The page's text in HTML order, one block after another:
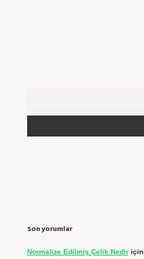
Son yorumlar
Normalize Edilmiş Çelik Nediriçin